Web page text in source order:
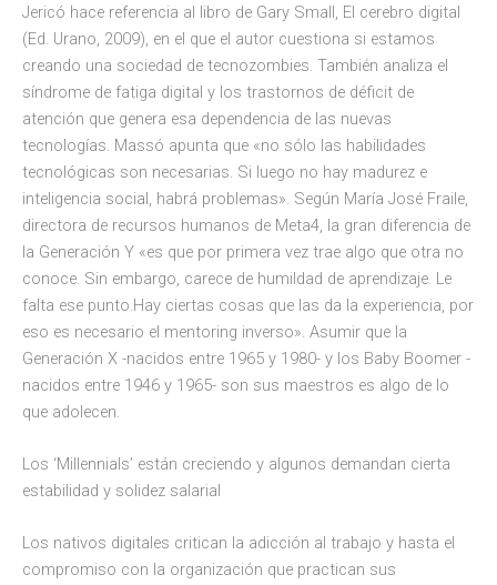
Jericó hace referencia al libro de Gary Small, El cerebro digital
(Ed. Urano, 2009), en el que el autor cuestiona si estamos
creando una sociedad de tecnozombies. También analiza el
síndrome de fatiga digital y los trastornos de déficit de
atención que genera esa dependencia de las nuevas
tecnologías. Massó apunta que «no sólo las habilidades
tecnológicas son necesarias. Si luego no hay madurez e
inteligencia social, habrá problemas». Según María José Fraile,
directora de recursos humanos de Meta4, la gran diferencia de
la Generación Y «es que por primera vez trae algo que otra no
conoce. Sin embargo, carece de humildad de aprendizaje. Le
falta ese punto.Hay ciertas cosas que las da la experiencia, por
eso es necesario el mentoring inverso». Asumir que la
Generación X -nacidos entre 1965 y 1980- y los Baby Boomer -
nacidos entre 1946 y 1965- son sus maestros es algo de lo
que adolecen.
Los ‘Millennials’ están creciendo y algunos demandan cierta
estabilidad y solidez salarial
Los nativos digitales critican la adicción al trabajo y hasta el
compromiso con la organización que practican sus